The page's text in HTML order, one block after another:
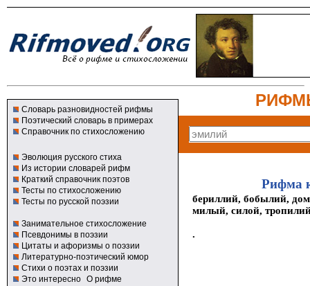
Словарь разновидностей рифмы
Поэтический словарь в примерах
Справочник по стихосложению
Эволюция русского стиха
Из истории словарей рифм
Краткий справочник поэтов
Тесты по стихосложению
Тесты по русской поэзии
Занимательное стихосложение
Псевдонимы в поэзии
Цитаты и афоризмы о поэзии
Литературно-поэтический юмор
Стихи о поэтах и поэзии
Это интересно О рифме
Рифма
бериллий, бобылий,
милый, силой,
.